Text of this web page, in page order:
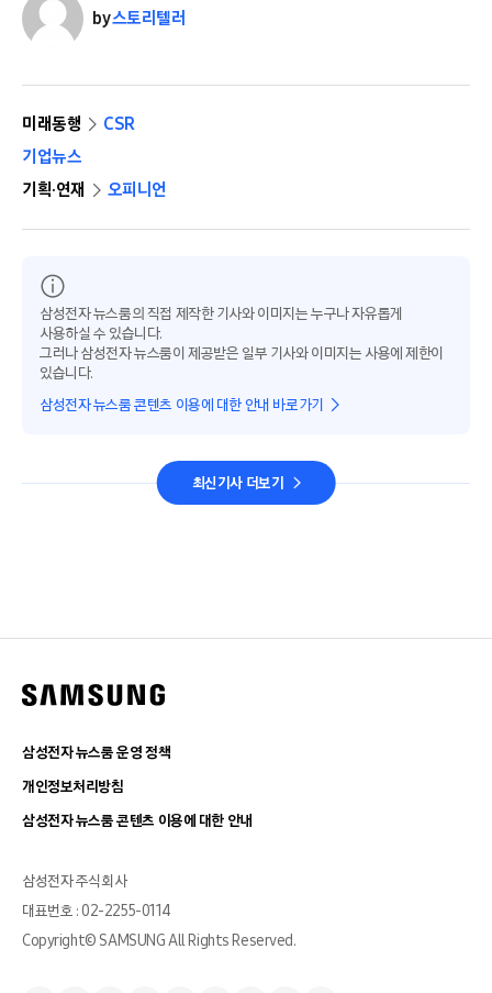
by스토리텔러
미래동행
CSR
기업뉴스
기획·연재
오피니언
삼성전자 뉴스룸의 직접 제작한 기사와 이미지는 누구나 자유롭게
사용하실 수 있습니다.
그러나 삼성전자 뉴스룸이 제공받은 일부 기사와 이미지는 사용에 제한이
있습니다.
삼성전자 뉴스룸 콘텐츠 이용에 대한 안내 바로가기
최신기사 더보기
삼성전자 뉴스룸 운영 정책
개인정보처리방침
삼성전자 뉴스룸 콘텐츠 이용에 대한 안내
삼성전자 주식회사
대표번호 : 02-2255-0114
Copyright© SAMSUNG All Rights Reserved.